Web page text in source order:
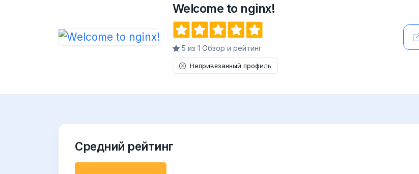
Welcome to nginx!
5 из 1 Обзор и рейтинг
Непривязанный профиль
Средний рейтинг